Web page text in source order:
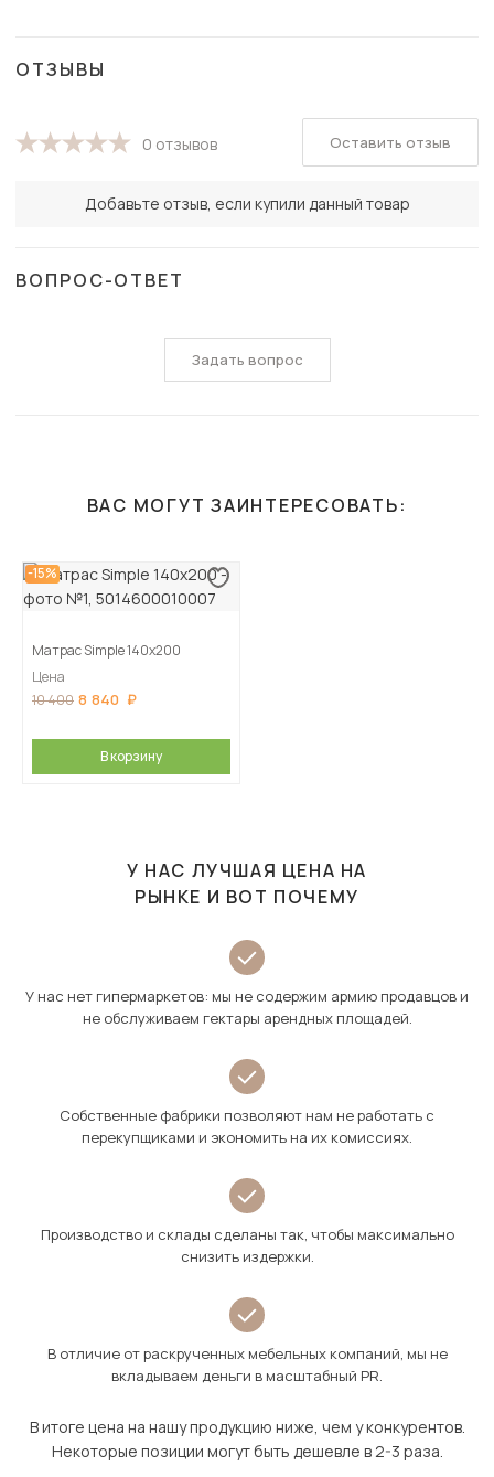
ОТЗЫВЫ
0 отзывов
Добавьте отзыв, если купили данный товар
Оставить отзыв
ВОПРОС-ОТВЕТ
Задать вопрос
ВАС МОГУТ ЗАИНТЕРЕСОВАТЬ:
-15%
Матрас Simple 140х200
Цена
10 400 8 840
В корзину
У НАС ЛУЧШАЯ ЦЕНА НА
РЫНКЕ И ВОТ ПОЧЕМУ
У нас нет гипермаркетов: мы не содержим армию продавцов и
не обслуживаем гектары арендных площадей.
Собственные фабрики позволяют нам не работать с
перекупщиками и экономить на их комиссиях.
Производство и склады сделаны так, чтобы максимально
снизить издержки.
В отличие от раскрученных мебельных компаний, мы не
вкладываем деньги в масштабный PR.
В итоге цена на нашу продукцию ниже, чем у конкурентов.
Некоторые позиции могут быть дешевле в 2-3 раза.